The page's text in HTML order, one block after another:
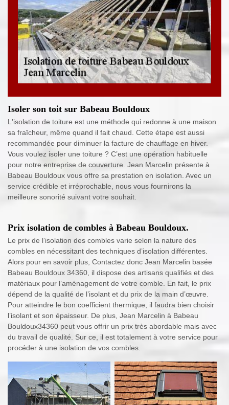
Isoler son toit sur Babeau Bouldoux
L'isolation de toiture est une méthode qui redonne à une maison
sa fraîcheur, même quand il fait chaud. Cette étape est aussi
recommandée pour diminuer la facture de chauffage en hiver.
Vous voulez isoler une toiture ? C’est une opération habituelle
pour notre entreprise de couverture. Jean Marcelin présente à
Babeau Bouldoux vous offre sa prestation en isolation. Avec un
service crédible et irréprochable, nous vous fournirons la
meilleure sonorité suivant votre souhait.
Prix isolation de combles à Babeau Bouldoux.
Le prix de l’isolation des combles varie selon la nature des
combles en nécessitant des techniques d’isolation différentes.
Alors pour en savoir plus, Contactez donc Jean Marcelin basée
Babeau Bouldoux 34360, il dispose des artisans qualifiés et des
matériaux pour l’aménagement de votre comble. En fait, le prix
dépend de la qualité de l’isolant et du prix de la main d’œuvre.
Pour atteindre le bon coefficient thermique, il faudra bien choisir
l’isolant et son épaisseur. De plus, Jean Marcelin à Babeau
Bouldoux34360 peut vous offrir un prix très abordable mais avec
du travail de qualité. Sur ce, il est totalement à votre service pour
procéder à une isolation de vos combles.